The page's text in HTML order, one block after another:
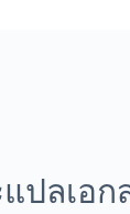
ปลเอก